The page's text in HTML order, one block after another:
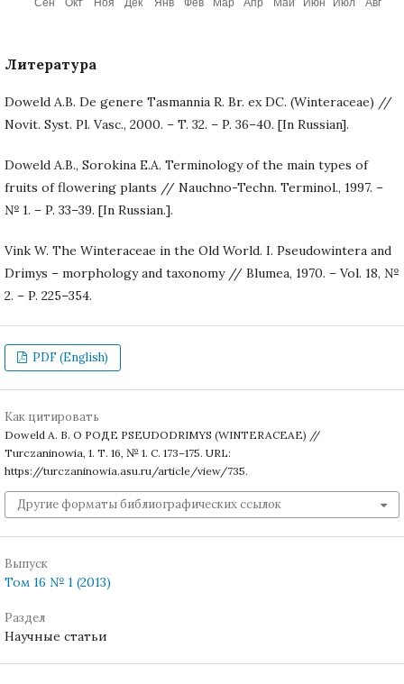
Литература
Doweld A.B. De genere Tasmannia R. Br. ex DC. (Winteraceae) //
Novit. Syst. Pl. Vasc., 2000. – T. 32. – P. 36–40. [In Russian].
Doweld A.B., Sorokina E.A. Terminology of the main types of
fruits of flowering plants // Nauchno-Techn. Terminol., 1997. –
№ 1. – P. 33–39. [In Russian.].
Vink W. The Winteraceae in the Old World. I. Pseudowintera and
Drimys – morphology and taxonomy // Blumea, 1970. – Vol. 18, №
2. – P. 225–354.
PDF (English)
Как цитировать
Doweld A. B. О РОДЕ PSEUDODRIMYS (WINTERACEAE) //
Turczaninowia, 1. Т. 16, № 1. С. 173–175. URL:
https://turczaninowia.asu.ru/article/view/735.
Другие форматы библиографических ссылок
Выпуск
Том 16 № 1 (2013)
Раздел
Научные статьи